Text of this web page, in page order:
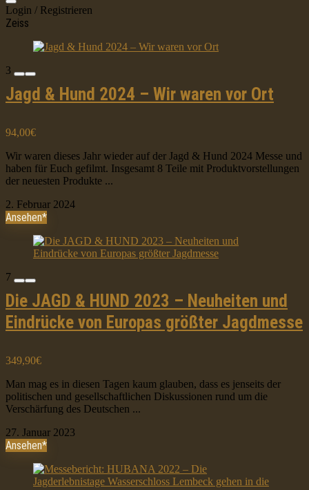
Login / Registrieren
Zeiss
3
Jagd & Hund 2024 – Wir waren vor Ort
94,00€
Wir waren dieses Jahr wieder auf der Jagd & Hund 2024 Messe und
haben für Euch gefilmt. Insgesamt 8 Teile mit Produktvorstellungen
der neuesten Produkte ...
2. Februar 2024
Ansehen*
7
Die JAGD & HUND 2023 – Neuheiten und
Eindrücke von Europas größter Jagdmesse
349,90€
Man mag es in diesen Tagen kaum glauben, dass es jenseits der
politischen und gesellschaftlichen Diskussionen rund um die
Verschärfung des Deutschen ...
27. Januar 2023
Ansehen*